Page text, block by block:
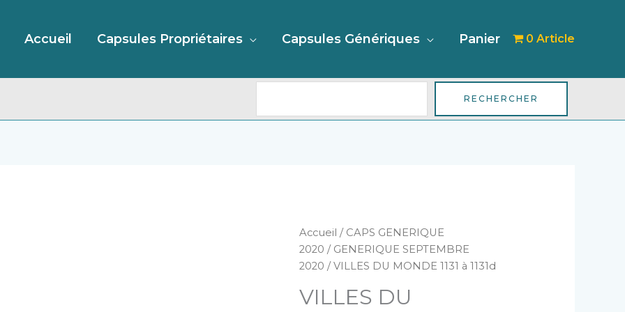
Accueil Capsules Propriétaires Capsules Génériques Panier 0 Article
RECHERCHER
Accueil / CAPS GENERIQUE
2020 / GENERIQUE SEPTEMBRE
2020 / VILLES DU MONDE 1131 à 1131d
VILLES DU
quantité
de
VILLES
MONDE